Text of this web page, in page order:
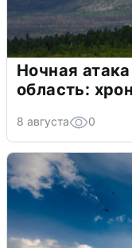
Ночная
область:
8 августа 0